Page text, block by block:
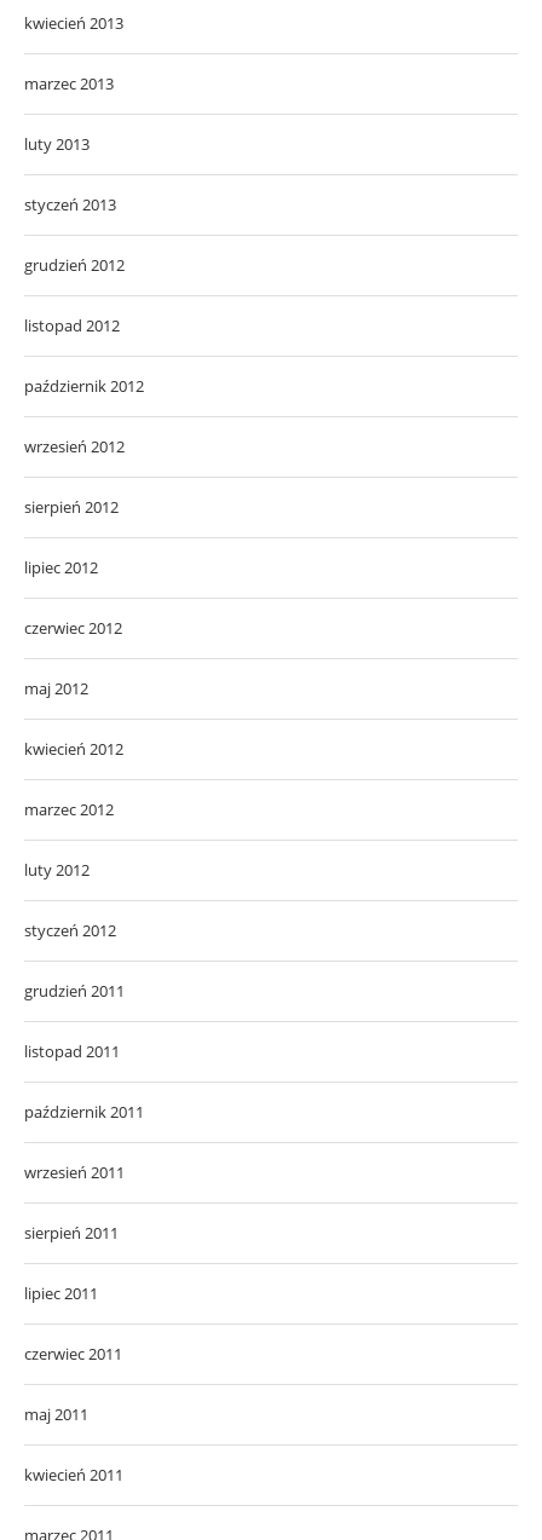
kwiecień 2013
marzec 2013
luty 2013
styczeń 2013
grudzień 2012
listopad 2012
październik 2012
wrzesień 2012
sierpień 2012
lipiec 2012
czerwiec 2012
maj 2012
kwiecień 2012
marzec 2012
luty 2012
styczeń 2012
grudzień 2011
listopad 2011
październik 2011
wrzesień 2011
sierpień 2011
lipiec 2011
czerwiec 2011
maj 2011
kwiecień 2011
marzec 2011